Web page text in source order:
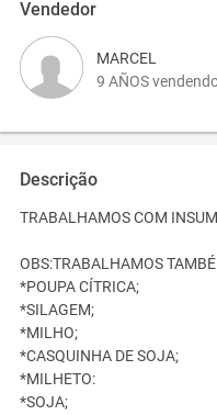
Vendedor
MARCEL
9 AÑOS
Descrição
TRABALHAMOS COM
OBS:TRABALHAMOS
*POUPA CÍTRICA;
*SILAGEM;
*MILHO;
*CASQUINHA DE SOJA;
*MILHETO:
*SOJA;